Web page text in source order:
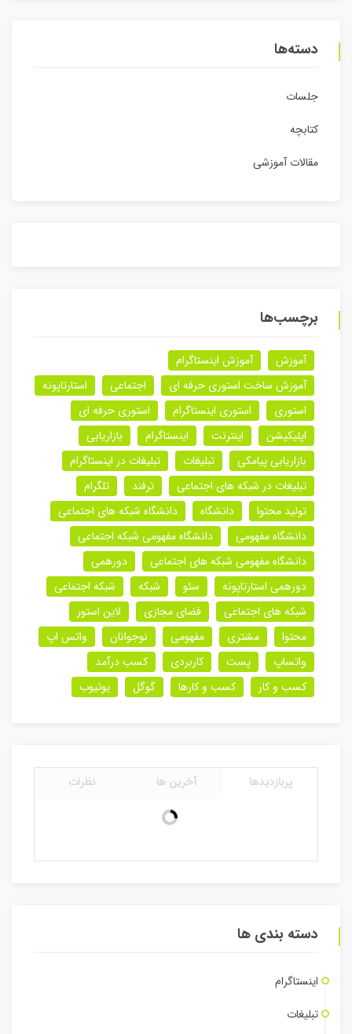
دسته‌ها
جلسات
کتابچه
مقالات آموزشی
برچسب‌ها
آموزش
آموزش اینستاگرام
آموزش ساخت استوری حرفه ای
اجتماعی
استارتاپونه
استوری
استوری اینستاگرام
استوری حرفه ای
اپلیکیشن
اینترنت اینستاگرام
بازاریابی
بازاریابی پیامکی
تبلیغات
تبلیغات در اینستاگرام
تبلیغات در شبکه های اجتماعی
ترفند
تلگرام
تولید محتوا
دانشگاه
دانشگاه شبکه های اجتماعی
دانشگاه مفهومی
دانشگاه مفهومی شبکه اجتماعی
دانشگاه مفهومی شبکه های اجتماعی
دورهمی
دورهمی استارتاپونه
سئو شبکه
شبکه اجتماعی
شبکه های اجتماعی
فضای مجازی
لاین استور
محتوا
مشتری مفهومی نوجوانان
واتس اپ
واتساپ
پست کاربردی
کسب درآمد
کسب و کار
کسب و کارها گوگل یوتیوب
پربازدیدها آخرین ها نظرات
دسته بندی ها
اینستاگرام
تبلیغات